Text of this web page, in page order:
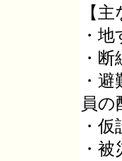
【主
・
・
・
員の
・
・